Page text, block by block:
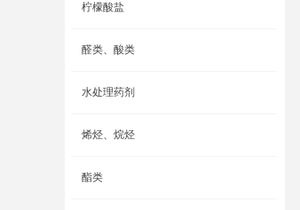
柠檬酸盐
醛类、酸类
水处理药剂
烯烃、烷烃
酯类